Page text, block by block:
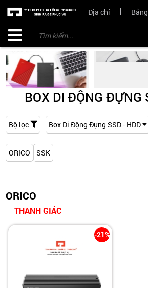
Địa chỉ
BOX DI ĐỘNG ĐỰNG
Bộ lọc Box Di Động Đựng SSD - HDD
ORICO SSK
ORICO
THANH GIÁC
-21%